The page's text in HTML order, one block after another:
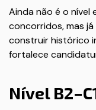
Ainda não é o nível
concorridos, mas
construir histórico
fortalece
Nível